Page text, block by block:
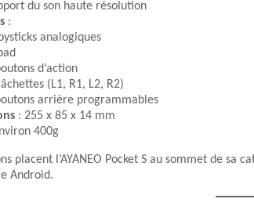
du son haute résolution
:
analogiques
d’action
(L1, R1, L2, R2)
arrière programmables
: 255 x 85 x 14 mm
400g
placent l’AYANEO Pocket S au sommet de
Android.